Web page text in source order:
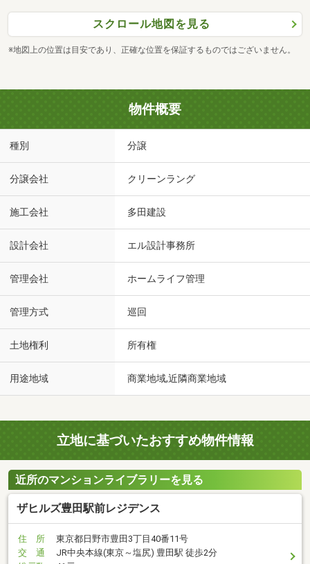
スクロール地図を見る
※地図上の位置は目安であり、正確な位置を保証するものではございません。
物件概要
種別 分譲
分譲会社 クリーンラング
施工会社 多田建設
設計会社 エル設計事務所
管理会社 ホームライフ管理
管理方式 巡回
土地権利 所有権
用途地域 商業地域,近隣商業地域
立地に基づいたおすすめ物件情報
近所のマンションライブラリーを見る
ザヒルズ豊田駅前レジデンス
住 所
東京都日野市豊田3丁目40番11号
交 通
JR中央本線(東京～塩尻) 豊田駅 徒歩2分